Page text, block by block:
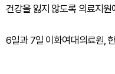
건강을 잃지 않도록 의료지
6일과 7일 이화여대의료원,